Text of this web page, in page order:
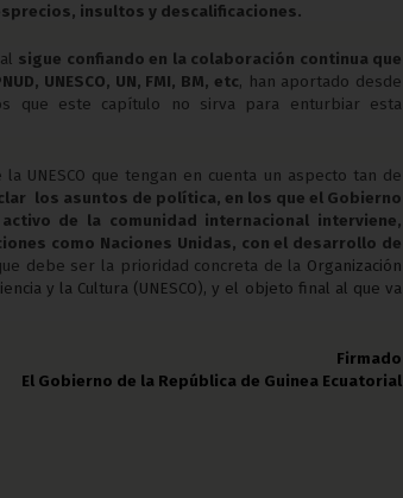
insultos y descalificaciones.
sigue confiando en la colaboración continua que
UNESCO, UN, FMI, BM, etc, han aportado desde
que este capítulo no sirva para enturbiar esta
UNESCO que tengan en cuenta un aspecto tan de
los asuntos de política, en los que el Gobierno
de la comunidad internacional interviene,
como Naciones Unidas, con el desarrollo de
debe ser la prioridad concreta de la Organización
y la Cultura (UNESCO), y el objeto final al que va
Firmado
El Gobierno de la República de Guinea Ecuatorial